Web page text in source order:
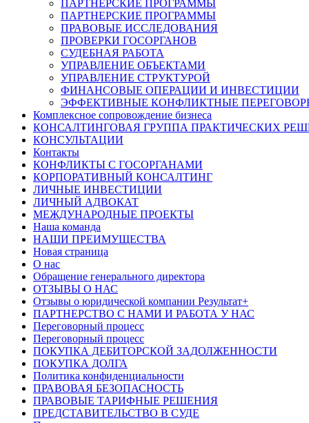
ПАРТНЕРСКИЕ ПРОГРАММЫ
ПАРТНЕРСКИЕ ПРОГРАММЫ
ПРАВОВЫЕ ИССЛЕДОВАНИЯ
ПРОВЕРКИ ГОСОРГАНОВ
СУДЕБНАЯ РАБОТА
УПРАВЛЕНИЕ ОБЪЕКТАМИ
УПРАВЛЕНИЕ СТРУКТУРОЙ
ФИНАНСОВЫЕ ОПЕРАЦИИ И ИНВЕСТИЦИИ
ЭФФЕКТИВНЫЕ КОНФЛИКТНЫЕ
Комплексное сопровождение бизнеса
КОНСАЛТИНГОВАЯ ГРУППА ПРАКТИЧЕСКИХ
КОНСУЛЬТАЦИИ
Контакты
КОНФЛИКТЫ С ГОСОРГАНАМИ
КОРПОРАТИВНЫЙ КОНСАЛТИНГ
ЛИЧНЫЕ ИНВЕСТИЦИИ
ЛИЧНЫЙ АДВОКАТ
МЕЖДУНАРОДНЫЕ ПРОЕКТЫ
Наша команда
НАШИ ПРЕИМУЩЕСТВА
Новая страница
О нас
Обращение генерального директора
ОТЗЫВЫ О НАС
Отзывы о юридической компании Результат+
ПАРТНЕРСТВО С НАМИ И РАБОТА У НАС
Переговорный процесс
Переговорный процесс
ПОКУПКА ДЕБИТОРСКОЙ ЗАДОЛЖЕННОСТИ
ПОКУПКА ДОЛГА
Политика конфиденциальности
ПРАВОВАЯ БЕЗОПАСНОСТЬ
ПРАВОВЫЕ ТАРИФНЫЕ РЕШЕНИЯ
ПРЕДСТАВИТЕЛЬСТВО В СУДЕ